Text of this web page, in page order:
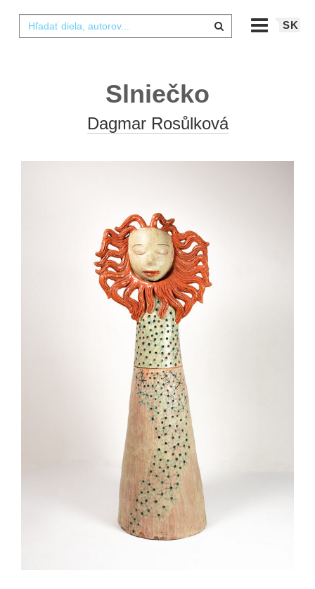
SK
Slniečko
Dagmar Rosůlková